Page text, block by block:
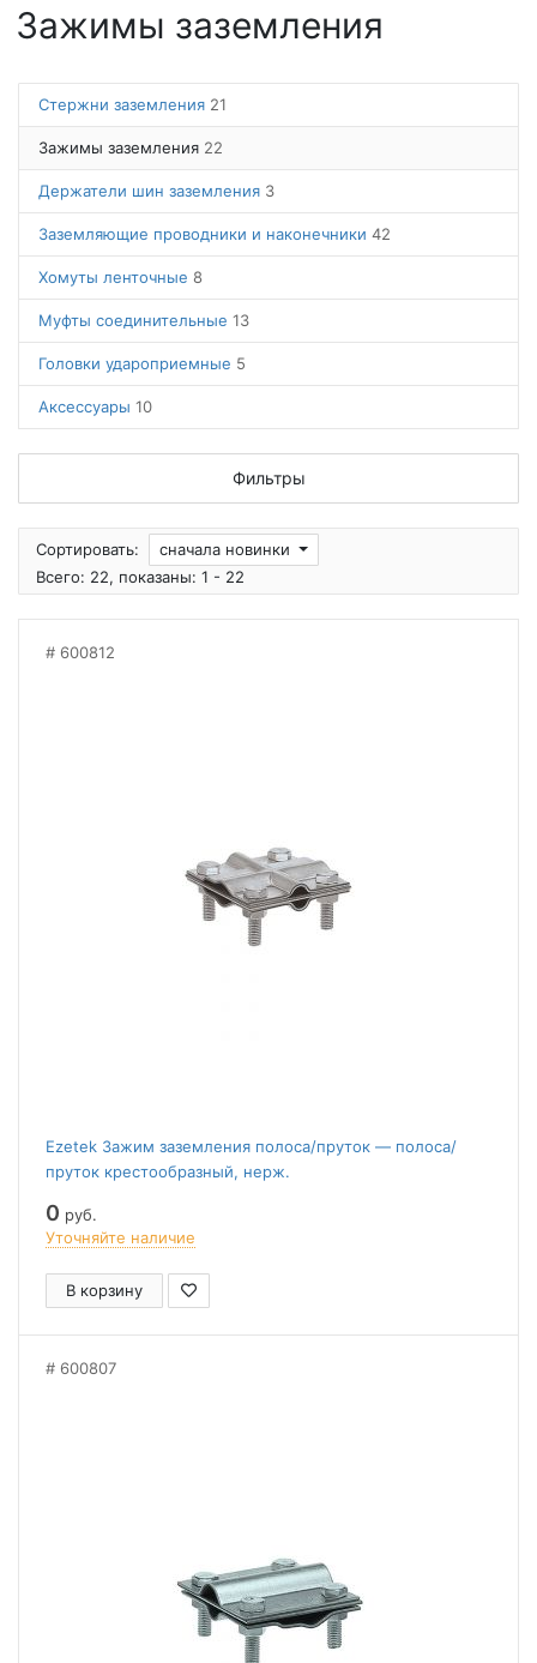
Зажимы заземления
Стержни заземления 21
Зажимы заземления 22
Держатели шин заземления 3
Заземляющие проводники и наконечники 42
Хомуты ленточные 8
Муфты соединительные 13
Головки удароприемные 5
Аксессуары 10
Фильтры
Сортировать:
сначала новинки
Всего: 22, показаны: 1 - 22
600812
Ezetek Зажим заземления полоса/пруток — полоса/
пруток крестообразный, нерж.
0 руб.
Уточняйте наличие
В корзину
600807